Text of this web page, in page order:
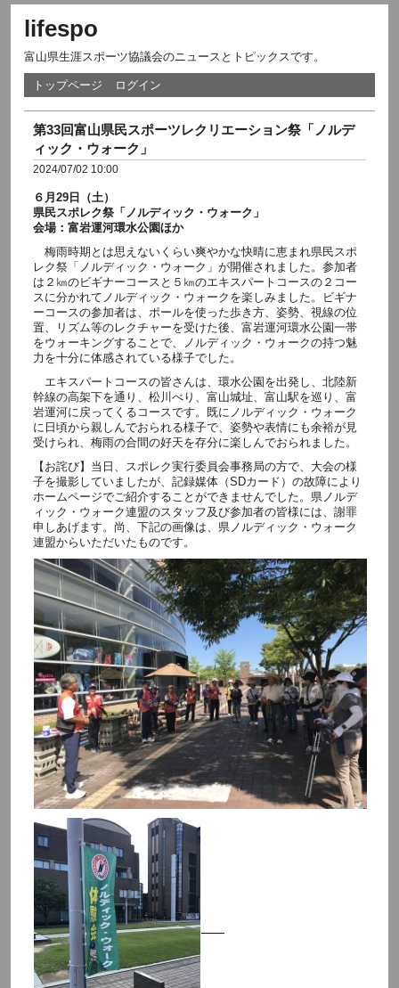
lifespo
富山県生涯スポーツ協議会のニュースとトピックスです。
トップページ ログイン
第33回富山県民スポーツレクリエーション祭「ノルデ
ィック・ウォーク」
2024/07/02 10:00
６月29日（土）
県民スポレク祭「ノルディック・ウォーク」
会場：富岩運河環水公園ほか
梅雨時期とは思えないくらい爽やかな快晴に恵まれ県民スポ
レク祭「ノルディック・ウォーク」が開催されました。参加者
は２㎞のビギナーコースと５㎞のエキスパートコースの２コー
スに分かれてノルディック・ウォークを楽しみました。ビギナ
ーコースの参加者は、ポールを使った歩き方、姿勢、視線の位
置、リズム等のレクチャーを受けた後、富岩運河環水公園一帯
をウォーキングすることで、ノルディック・ウォークの持つ魅
力を十分に体感されている様子でした。
エキスパートコースの皆さんは、環水公園を出発し、北陸新
幹線の高架下を通り、松川べり、富山城址、富山駅を巡り、富
岩運河に戻ってくるコースです。既にノルディック・ウォーク
に日頃から親しんでおられる様子で、姿勢や表情にも余裕が見
受けられ、梅雨の合間の好天を存分に楽しんでおられました。
【お詫び】当日、スポレク実行委員会事務局の方で、大会の様
子を撮影していましたが、記録媒体（SDカード）の故障により
ホームページでご紹介することができませんでした。県ノルデ
ィック・ウォーク連盟のスタッフ及び参加者の皆様には、謝罪
申しあげます。尚、下記の画像は、県ノルディック・ウォーク
連盟からいただいたものです。